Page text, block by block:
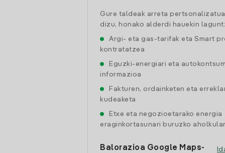
Gure taldeak arreta
dizu, honako alderdi hauekin
Argi- eta gas-tarifak eta Smart
kontratatzea
Eguzki-energiari eta
informazioa
Fakturen, ordainketen eta
kudeaketa
Etxe eta negozioetarako energia
eraginkortasunari buruzko
Balorazioa Google Maps-